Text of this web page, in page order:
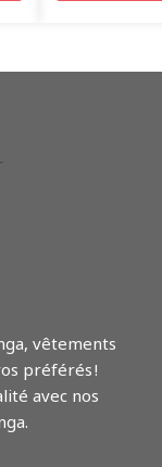
vêtements
préférés !
avec nos